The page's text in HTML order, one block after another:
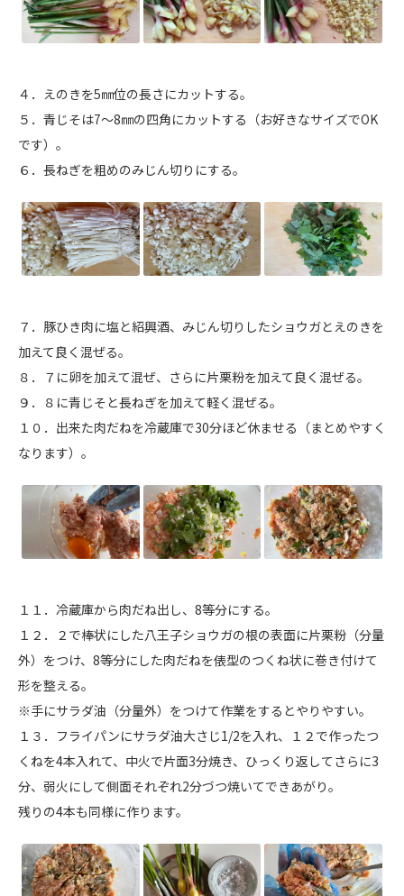
４．えのきを5㎜位の長さにカットする。
５．青じそは7～8㎜の四角にカットする（お好きなサイズでOK
です）。
６．長ねぎを粗めのみじん切りにする。
７．豚ひき肉に塩と紹興酒、みじん切りしたショウガとえのきを
加えて良く混ぜる。
８．７に卵を加えて混ぜ、さらに片栗粉を加えて良く混ぜる。
９．８に青じそと長ねぎを加えて軽く混ぜる。
１０．出来た肉だねを冷蔵庫で30分ほど休ませる（まとめやすく
なります）。
１１．冷蔵庫から肉だね出し、8等分にする。
１２．２で棒状にした八王子ショウガの根の表面に片栗粉（分量
外）をつけ、8等分にした肉だねを俵型のつくね状に巻き付けて
形を整える。
※手にサラダ油（分量外）をつけて作業をするとやりやすい。
１３．フライパンにサラダ油大さじ1/2を入れ、１２で作ったつ
くねを4本入れて、中火で片面3分焼き、ひっくり返してさらに3
分、弱火にして側面それぞれ2分づつ焼いてできあがり。
残りの4本も同様に作ります。